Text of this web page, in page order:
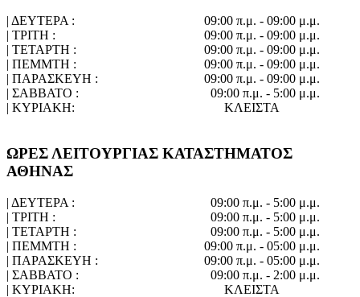
| ΔΕΥΤΕΡΑ :
09:00 π.μ. - 09:00 μ.μ.
| ΤΡΙΤΗ :
09:00 π.μ. - 09:00 μ.μ.
| ΤΕΤΑΡΤΗ :
09:00 π.μ. - 09:00 μ.μ.
| ΠΕΜΜΤΗ :
09:00 π.μ. - 09:00 μ.μ.
| ΠΑΡΑΣΚΕΥΗ :
09:00 π.μ. - 09:00 μ.μ.
| ΣΑΒΒΑΤΟ :
09:00 π.μ. - 5:00 μ.μ.
| ΚΥΡΙΑΚΗ:
ΚΛΕΙΣΤΑ
ΩΡΕΣ ΛΕΙΤΟΥΡΓΙΑΣ ΚΑΤΑΣΤΗΜΑΤΟΣ
ΑΘΗΝΑΣ
| ΔΕΥΤΕΡΑ :
09:00 π.μ. - 5:00 μ.μ.
| ΤΡΙΤΗ :
09:00 π.μ. - 5:00 μ.μ.
| ΤΕΤΑΡΤΗ :
09:00 π.μ. - 5:00 μ.μ.
| ΠΕΜΜΤΗ :
09:00 π.μ. - 05:00 μ.μ.
| ΠΑΡΑΣΚΕΥΗ :
09:00 π.μ. - 05:00 μ.μ.
| ΣΑΒΒΑΤΟ :
09:00 π.μ. - 2:00 μ.μ.
| ΚΥΡΙΑΚΗ:
ΚΛΕΙΣΤΑ